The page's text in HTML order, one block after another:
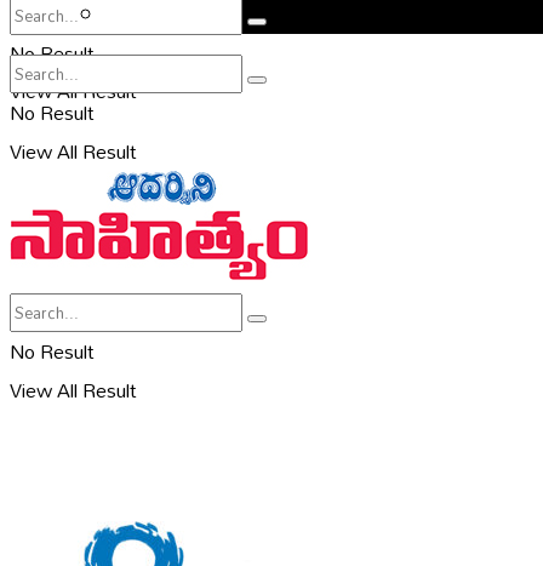
No Result
View All Result
No Result
View All Result
No Result
View All Result